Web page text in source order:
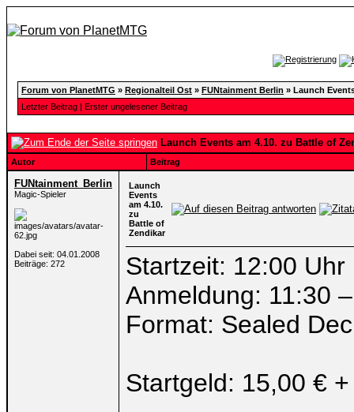
Forum von PlanetMTG » Regionalteil Ost » FUNtainment Berlin » Launch
Letzter Beitrag | Erster ungelesener Beitrag
Launch Events am 4.10. zu Battle of
Autor Beitrag
FUNtainment_Berlin
Magic-Spieler
Dabei seit: 04.01.2008
Beiträge: 272
Launch
Events
am 4.10.
zu
Battle of
Zendikar
Startzeit: 12:00 Uhr
Anmeldung: 11:30
Format: Sealed
Startgeld: 15,00 €